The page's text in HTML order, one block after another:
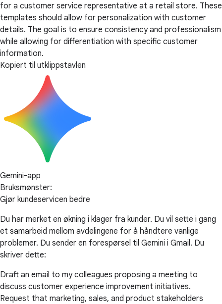
for a customer service representative at a retail store. These
templates should allow for personalization with customer
details. The goal is to ensure consistency and professionalism
while allowing for differentiation with specific customer
information.
Kopiert til utklippstavlen
Gemini-app
Bruksmønster:
Gjør kundeservicen bedre
Du har merket en økning i klager fra kunder. Du vil sette i gang
et samarbeid mellom avdelingene for å håndtere vanlige
problemer. Du sender en forespørsel til Gemini i Gmail. Du
skriver dette:
Draft an email to my colleagues proposing a meeting to
discuss customer experience improvement initiatives.
Request that marketing, sales, and product stakeholders